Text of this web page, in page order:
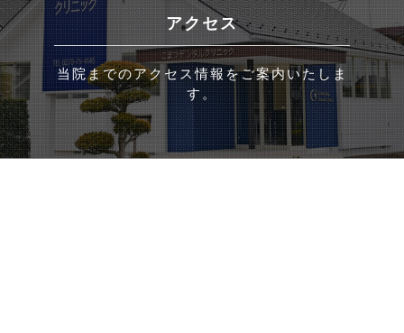
アクセス
当院までのアクセス情報をご案内いたしま
す。